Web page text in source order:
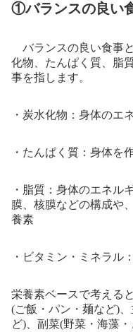
①バランスの良い
バランスの良い食事
化物、たんぱく質、脂
事を指します。
・炭水化物：身体のエ
・たんぱく質：身体を
・脂質：身体のエネル
膜、核膜などの構成や
養素
・ビタミン・ミネラル
栄養素ベースで考える
(ご飯・パン・麺など)
ど)、副菜(野菜・海藻